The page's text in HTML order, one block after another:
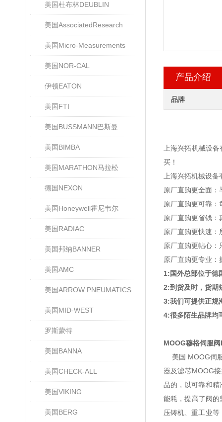
美国杜布林DEUBLIN
美国AssociatedResearch
美国Micro-Measurements
美国NOR-CAL
伊顿EATON
美国FTI
美国BUSSMANN巴斯曼
美国BIMBA
美国MARATHON马拉松
德国NEXON
美国Honeywell霍尼韦尔
美国RADIAC
美国邦纳BANNER
美国AMC
美国ARROW PNEUMATICS
美国MID-WEST
罗斯蒙特
美国BANNA
美国CHECK-ALL
美国VIKING
美国BERG
产品介绍
品牌
上海兴拓机械设
买！
上海兴拓机械设
原厂直购更全面
原厂直购更可靠
原厂直购更省钱
原厂直购更快速
原厂直购更帖心
原厂直购更专业
1:国外总部位于德
2:到货及时，货期
3:我们可提供正规
4:很多陌生品牌均
MOOG穆格伺服
美国 MOOG伺
器及滤芯MOOG
品的，以可靠和精
能耗，提高了阀
压铸机、重工业